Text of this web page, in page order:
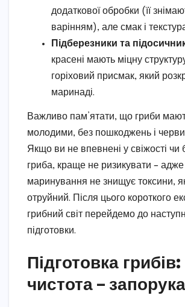
додаткової обробки (її
варінням), але смак і
Підберезники та
красені мають міцну
горіховий присмак, який
маринаді.
Важливо пам’ятати, що гриби
молодими, без пошкоджень і
Якщо ви не впевнені у свіжості чи
гриба, краще не ризикувати – адже
маринування не знищує токсини,
отруйний. Після цього короткого
грибний світ перейдемо до
підготовки.
Підготовка грибів:
чистота –